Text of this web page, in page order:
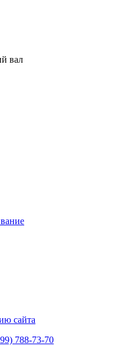
вал
сайта
788-73-70